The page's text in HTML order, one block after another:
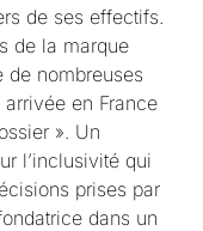
de ses effectifs.
de la marque
de nombreuses
en France
». Un
l’inclusivité qui
prises par
dans un